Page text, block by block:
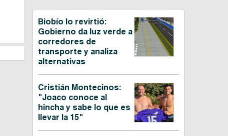
Biobío lo revirtió:
Gobierno da luz verde a
corredores de
transporte y analiza
alternativas
Cristián Montecinos:
"Joaco conoce al
hincha y sabe lo que es
llevar la 15"